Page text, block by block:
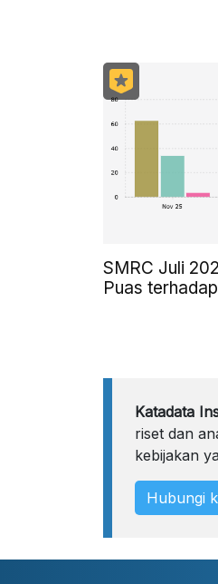
SMRC Juli
Puas
Katadata
riset dan
kebijakan
Hubungi